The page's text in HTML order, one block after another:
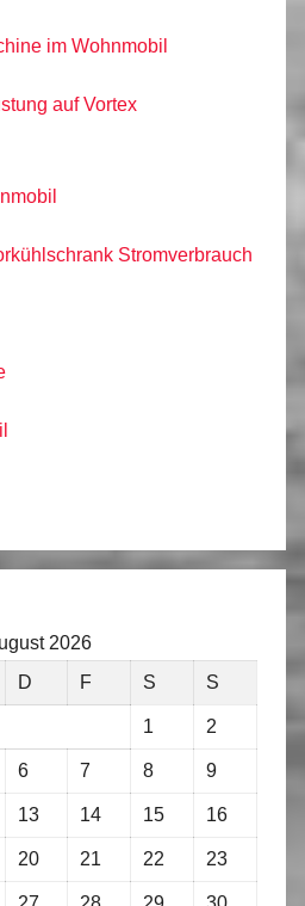
im Wohnmobil
auf Vortex
Stromverbrauch
2026
D F S S
1 2
6 7 8 9
13 14 15 16
20 21 22 23